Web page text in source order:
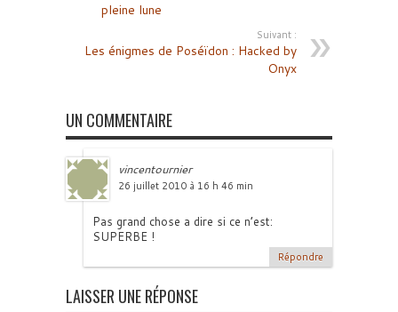
pleine lune
Suivant :
Les énigmes de Poséïdon : Hacked by
Onyx
UN COMMENTAIRE
vincentournier
26 juillet 2010 à 16 h 46 min
Pas grand chose a dire si ce n’est:
SUPERBE !
Répondre
LAISSER UNE RÉPONSE